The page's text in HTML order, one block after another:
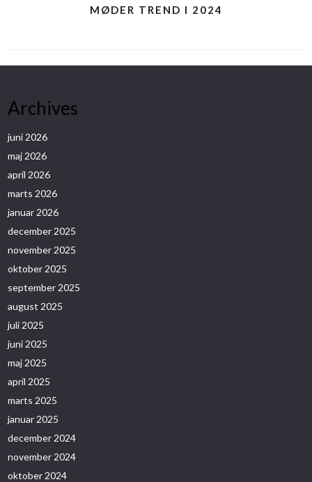
MØDER TREND I 2024
Archives
juni 2026
maj 2026
april 2026
marts 2026
januar 2026
december 2025
november 2025
oktober 2025
september 2025
august 2025
juli 2025
juni 2025
maj 2025
april 2025
marts 2025
januar 2025
december 2024
november 2024
oktober 2024